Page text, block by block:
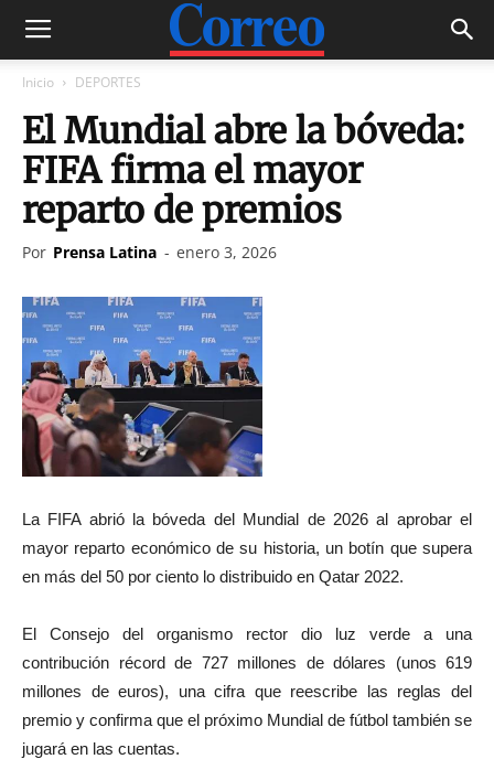
Inicio DEPORTES
El Mundial abre la bóveda:
FIFA firma el mayor
reparto de premios
Por Prensa Latina - enero 3, 2026
La FIFA abrió la bóveda del Mundial de 2026 al aprobar el
mayor reparto económico de su historia, un botín que supera
en más del 50 por ciento lo distribuido en Qatar 2022.
El Consejo del organismo rector dio luz verde a una
contribución récord de 727 millones de dólares (unos 619
millones de euros), una cifra que reescribe las reglas del
premio y confirma que el próximo Mundial de fútbol también se
jugará en las cuentas.